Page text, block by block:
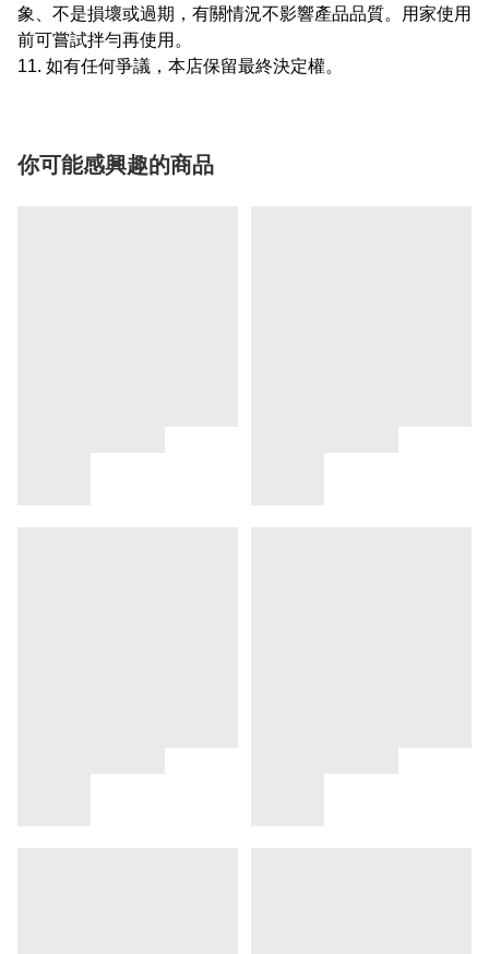
象、不是損壞或過期，有關情況不影響產品品質。用家使用
前可嘗試拌勻再使用。
11. 如有任何爭議，本店保留最終決定權。
你可能感興趣的商品